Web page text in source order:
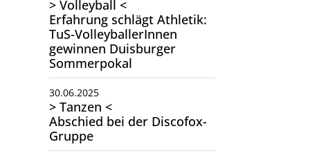
> Volleyball <
Erfahrung schlägt Athletik:
TuS-VolleyballerInnen
gewinnen Duisburger
Sommerpokal
30.06.2025
> Tanzen <
Abschied bei der Discofox-
Gruppe